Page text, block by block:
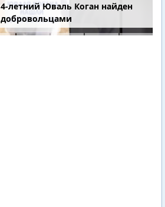
4-летний Юваль Коган найден
добровольцами